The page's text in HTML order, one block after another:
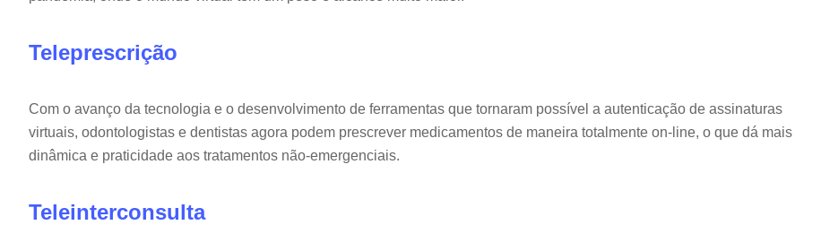
Teleprescrição
Com o avanço da tecnologia e o desenvolvimento de ferramentas que tornaram possível a autenticação de assinaturas
virtuais, odontologistas e dentistas agora podem prescrever medicamentos de maneira totalmente on-line, o que dá mais
dinâmica e praticidade aos tratamentos não-emergenciais.
Teleinterconsulta